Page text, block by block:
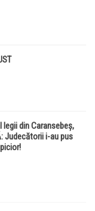
legii din Caransebeș,
Judecătorii i-au pus